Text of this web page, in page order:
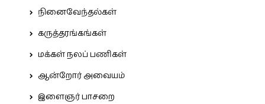
நினைவேந்தல்கள்
கருத்தரங்கங்கள்
மக்கள் நலப் பணிகள்
ஆன்றோர் அவையம்
இளைஞர் பாசறை